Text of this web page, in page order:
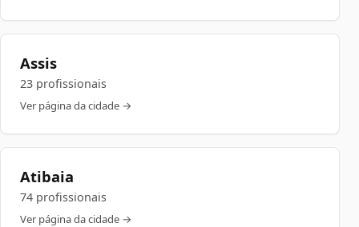
Assis
23 profissionais
Ver página da cidade →
Atibaia
74 profissionais
Ver página da cidade →